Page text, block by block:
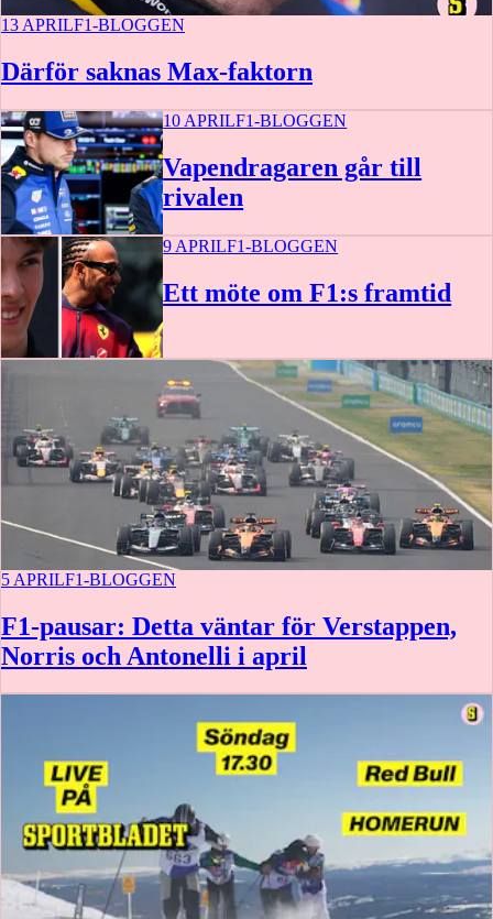
13 APRILF1-BLOGGEN
Därför saknas Max-faktorn
10 APRILF1-BLOGGEN
Vapendragaren går till
rivalen
9 APRILF1-BLOGGEN
Ett möte om F1:s framtid
5 APRILF1-BLOGGEN
F1-pausar: Detta väntar för Verstappen,
Norris och Antonelli i april